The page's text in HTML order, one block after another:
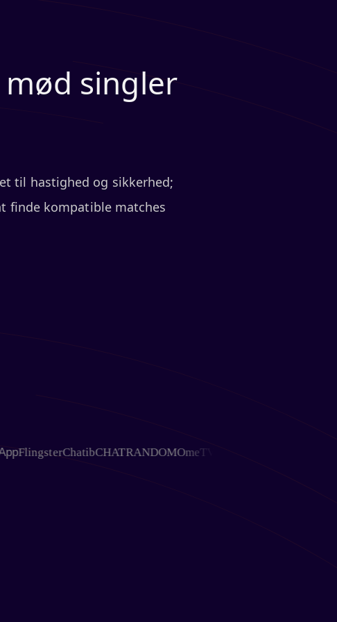
singler
til hastighed og sikkerhed;
finde kompatible matches
ChatibCHATRANDOMOmeTVChativ